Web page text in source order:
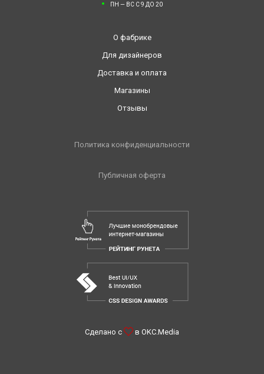
ПН — ВС С 9 ДО 20
О фабрике
Для дизайнеров
Доставка и оплата
Магазины
Отзывы
Политика конфиденциальности
Публичная оферта
Сделано с в OKC.Media